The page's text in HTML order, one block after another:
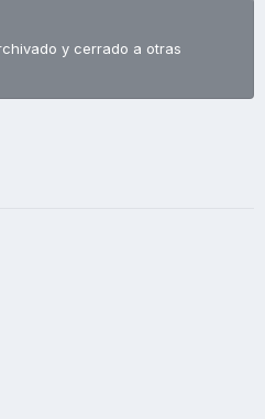
y cerrado a otras